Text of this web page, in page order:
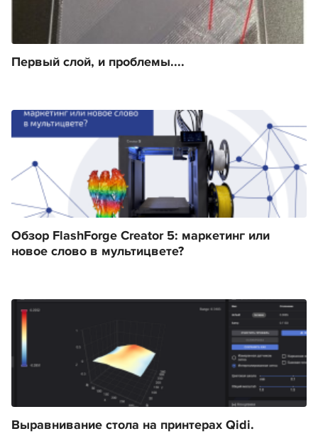
Первый слой, и проблемы....
Обзор FlashForge Creator 5: маркетинг или
новое слово в мультицвете?
Выравнивание стола на принтерах Qidi.